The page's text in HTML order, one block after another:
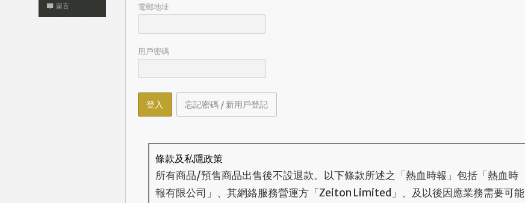
留言 電郵地址
用戶密碼
登入 忘記密碼 / 新用戶登記
條款及私隱政策
所有商品/預售商品出售後不設退款。以下條款所述之「熱血時報」包括「熱血時
報有限公司」、其網絡服務營運方「Zeiton Limited」、及以後因應業務需要可能